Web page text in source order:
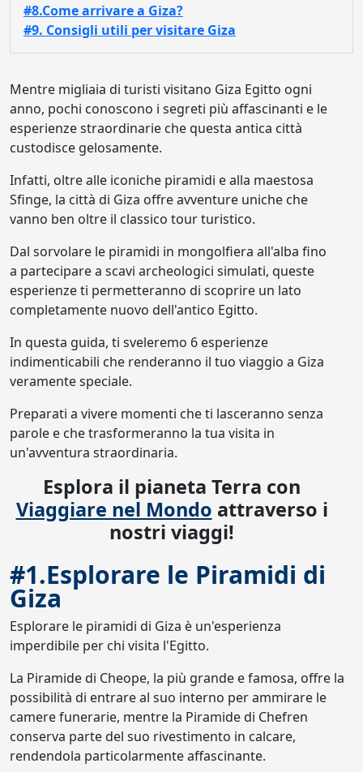
#8.Come arrivare a Giza?
#9. Consigli utili per visitare Giza
Mentre migliaia di turisti visitano Giza Egitto ogni
anno, pochi conoscono i segreti più affascinanti e le
esperienze straordinarie che questa antica città
custodisce gelosamente.
Infatti, oltre alle iconiche piramidi e alla maestosa
Sfinge, la città di Giza offre avventure uniche che
vanno ben oltre il classico tour turistico.
Dal sorvolare le piramidi in mongolfiera all'alba fino
a partecipare a scavi archeologici simulati, queste
esperienze ti permetteranno di scoprire un lato
completamente nuovo dell'antico Egitto.
In questa guida, ti sveleremo 6 esperienze
indimenticabili che renderanno il tuo viaggio a Giza
veramente speciale.
Preparati a vivere momenti che ti lasceranno senza
parole e che trasformeranno la tua visita in
un'avventura straordinaria.
Esplora il pianeta Terra con
Viaggiare nel Mondo attraverso i
nostri viaggi!
#1.Esplorare le Piramidi di
Giza
Esplorare le piramidi di Giza è un'esperienza
imperdibile per chi visita l'Egitto.
La Piramide di Cheope, la più grande e famosa, offre la
possibilità di entrare al suo interno per ammirare le
camere funerarie, mentre la Piramide di Chefren
conserva parte del suo rivestimento in calcare,
rendendola particolarmente affascinante.